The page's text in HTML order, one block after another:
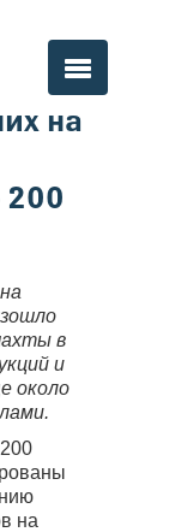
на
200
в
и
около
на